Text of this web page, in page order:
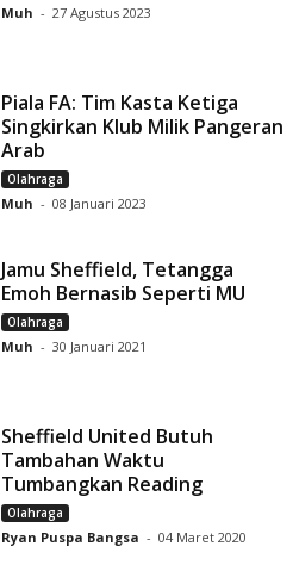
Muh - 27 Agustus 2023
Piala FA: Tim Kasta Ketiga
Singkirkan Klub Milik Pangeran
Arab
Olahraga
Muh - 08 Januari 2023
Jamu Sheffield, Tetangga
Emoh Bernasib Seperti MU
Olahraga
Muh - 30 Januari 2021
Sheffield United Butuh
Tambahan Waktu
Tumbangkan Reading
Olahraga
Ryan Puspa Bangsa - 04 Maret 2020